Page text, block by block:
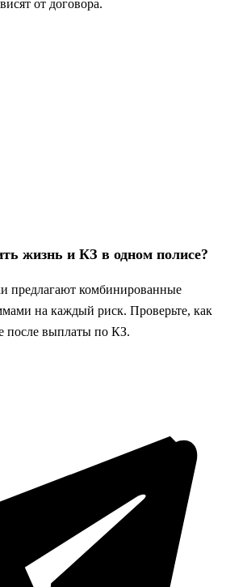
от договора.
жизнь и КЗ в одном полисе?
предлагают комбинированные
на каждый риск. Проверьте, как
после выплаты по КЗ.